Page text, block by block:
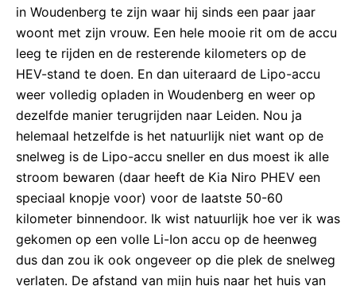
in Woudenberg te zijn waar hij sinds een paar jaar
woont met zijn vrouw. Een hele mooie rit om de accu
leeg te rijden en de resterende kilometers op de
HEV-stand te doen. En dan uiteraard de Lipo-accu
weer volledig opladen in Woudenberg en weer op
dezelfde manier terugrijden naar Leiden. Nou ja
helemaal hetzelfde is het natuurlijk niet want op de
snelweg is de Lipo-accu sneller en dus moest ik alle
stroom bewaren (daar heeft de Kia Niro PHEV een
speciaal knopje voor) voor de laatste 50-60
kilometer binnendoor. Ik wist natuurlijk hoe ver ik was
gekomen op een volle Li-Ion accu op de heenweg
dus dan zou ik ook ongeveer op die plek de snelweg
verlaten. De afstand van mijn huis naar het huis van